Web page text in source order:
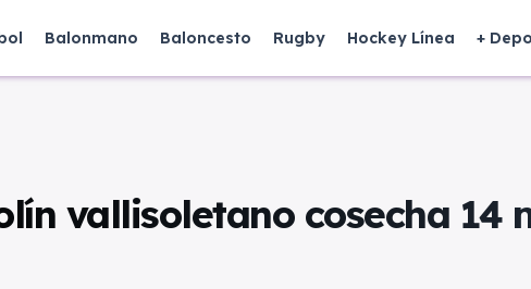
Balonmano Baloncesto Rugby Hockey Línea +
vallisoletano cosecha 14